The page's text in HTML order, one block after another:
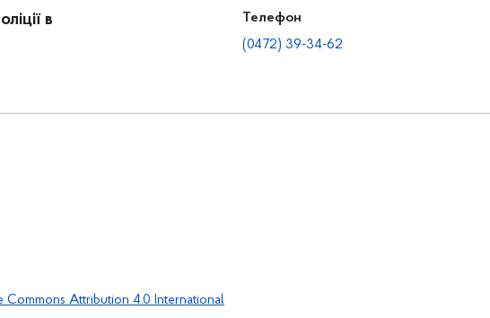
в
Телефон
(0472) 39-34-62
Commons Attribution 4.0 International